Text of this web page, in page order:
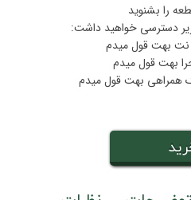
را بشنوید
دسترسی خواهید داشت: